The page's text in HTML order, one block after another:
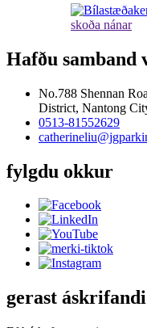
skoða nánar
Hafðu samband
No.788 Shennan
District, Nantong
0513-81552629
fylgdu okkur
gerast áskrifandi